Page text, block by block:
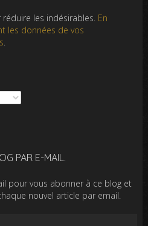
les indésirables. En
les données de vos
.
PAR E-MAIL.
pour vous abonner à ce blog et
nouvel article par email.